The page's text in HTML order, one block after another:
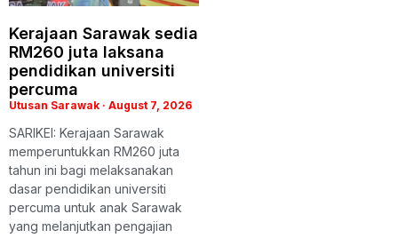
Kerajaan Sarawak sedia
RM260 juta laksana
pendidikan universiti
percuma
Utusan Sarawak August 7, 2026
SARIKEI: Kerajaan Sarawak
memperuntukkan RM260 juta
tahun ini bagi melaksanakan
dasar pendidikan universiti
percuma untuk anak Sarawak
yang melanjutkan pengajian